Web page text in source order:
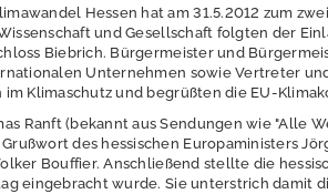
Hessen hat am 31.5.2012 zum
und Gesellschaft folgten der
Biebrich. Bürgermeister und
Unternehmen sowie Vertreter
im Klimaschutz und begrüßten die EU-
Ranft (bekannt aus Sendungen wie "Alle
des hessischen Europaministers
Bouffier. Anschließend stellte die
eingebracht wurde. Sie unterstrich damit